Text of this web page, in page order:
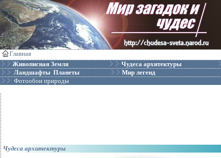
Главная
Живописная Земля
Чудеса архитектуры
Ландшафты Планеты
Мир легенд
Фотообои природы
Чудеса архитектуры